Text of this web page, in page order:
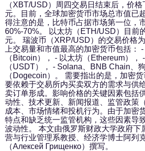
（XBT/USD）周四交易日结束后，价
元。目前，全球加密货币市场总市值已
得注意的是，比特币占据市场第一位，
60%-70%。 以太坊（ETH/USD）目前
元。 瑞波币（XRP/USD）的交易价格
上交易量和市值最高的加密货币包括：
（Bitcoin）， - 以太坊（Ethereum），
（USDT）， - Solana、BNB Chain、
（Dogecoin）。 需要指出的是，加密
要依赖于交易所内买卖双方的需求与供
卖订单形成。影响价格的关键因素包括
动性、技术更新、新闻报道、监管政策
成本、市场情绪和投机行为。由于加密
特点和缺乏统一监管机构，这些因素导
波动性。 本文由俄罗斯财政大学政府下
营与行业管理系教授、经济学博士阿列
（Алексей Грищенко）撰写。